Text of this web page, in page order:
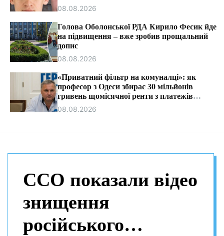
ярликами «ІПСО»
08.08.2026
Голова Оболонської РДА Кирило Фесик йде
на підвищення – вже зробив прощальний
допис
08.08.2026
«Приватний фільтр на комуналці»: як
професор з Одеси збирає 30 мільйонів
гривень щомісячної ренти з платежів
громадян.
08.08.2026
ССО показали відео
знищення
російського